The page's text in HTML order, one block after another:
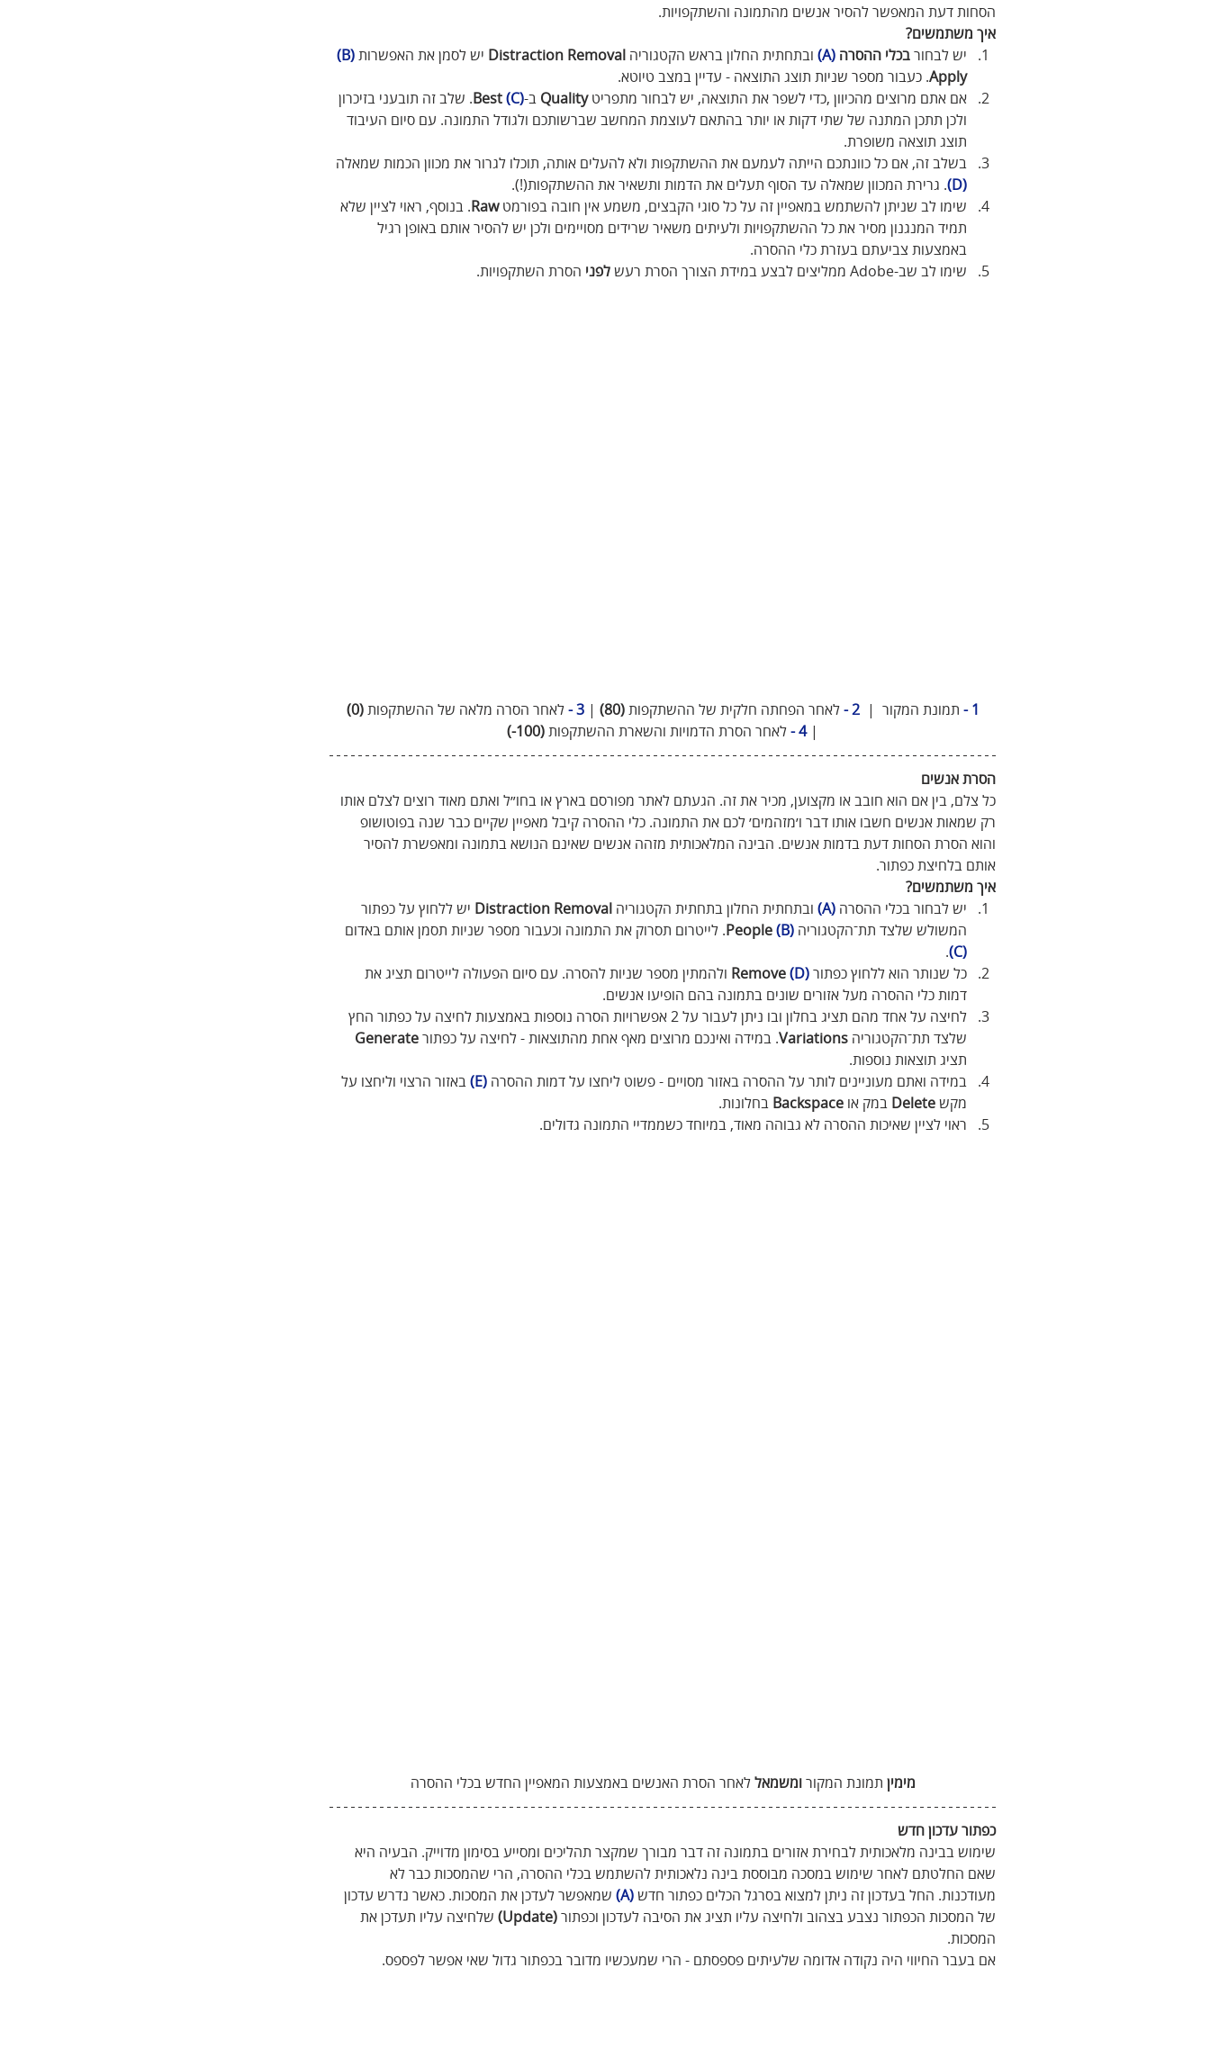
הסחות דעת המאפשר להסיר אנשים מהתמונה והשתקפויות.
איך משתמשים?
יש לבחור בכלי ההסרה (A) ובתחתית החלון בראש הקטגוריה Distraction Removal יש לסמן את האפשרות (B)
Apply. כעבור מספר שניות תוצג התוצאה - עדיין במצב טיוטא.
אם אתם מרוצים מהכיוון ,כדי לשפר את התוצאה, יש לבחור מתפריט Quality ב-(C)
. שלב זה תובעני בזיכרון
ולכן תתכן המתנה של שתי דקות או יותר בהתאם לעוצמת המחשב שברשותכם ולגודל התמונה. עם סיום העיבוד
תוצג תוצאה משופרת.
בשלב זה, אם כל כוונתכם הייתה לעמעם את ההשתקפות ולא להעלים אותה, תוכלו לגרור את מכוון הכמות שמאלה
(D)
. גרירת המכוון שמאלה עד הסוף תעלים את הדמות ותשאיר את ההשתקפות(!).
שימו לב שניתן להשתמש במאפיין זה על כל סוגי הקבצים, משמע אין חובה בפורמט Raw. בנוסף, ראוי לציין שלא
תמיד המנגנון מסיר את כל ההשתקפויות ולעיתים משאיר שרידים מסויימים ולכן יש להסיר אותם באופן רגיל
באמצעות צביעתם בעזרת כלי ההסרה.
שימו לב שב-Adobe ממליצים לבצע במידת הצורך הסרת רעש
לפני הסרת השתקפויות.
1 - תמונת המקור  | 2 - לאחר הפחתה חלקית של ההשתקפות (80)
|
3 - לאחר הסרה מלאה של ההשתקפות (0)
|
4 - לאחר הסרת הדמויות והשארת ההשתקפות (100-)
הסרת אנשים
כל צלם, בין אם הוא חובב או מקצוען, מכיר את זה. הגעתם לאתר מפורסם בארץ או בחו״ל ואתם מאוד רוצים לצלם אותו
רק שמאות אנשים חשבו אותו דבר ו׳מזהמים׳ לכם את התמונה. כלי ההסרה קיבל מאפיין שקיים כבר שנה בפוטושופ
והוא הסרת הסחות דעת בדמות אנשים. הבינה המלאכותית מזהה אנשים שאינם הנושא בתמונה ומאפשרת להסיר
אותם בלחיצת כפתור.
איך משתמשים?
יש לבחור בכלי ההסרה (A) ובתחתית החלון בתחתית הקטגוריה Distraction Removal יש ללחוץ על כפתור
המשולש שלצד תת־הקטגוריה (B)
People. לייטרום תסרוק את התמונה וכעבור מספר שניות תסמן אותם באדום
(C)
.
כל שנותר הוא ללחוץ כפתור (D)
ולהמתין מספר שניות להסרה. עם סיום הפעולה לייטרום תציג את
דמות כלי ההסרה מעל אזורים שונים בתמונה בהם הופיעו אנשים.
לחיצה על אחד מהם תציג בחלון ובו ניתן לעבור על 2 אפשרויות הסרה נוספות באמצעות לחיצה על כפתור החץ
שלצד תת־הקטגוריה Variations. במידה ואינכם מרוצים מאף אחת מהתוצאות - לחיצה על כפתור Generate
תציג תוצאות נוספות.
במידה ואתם מעוניינים לותר על ההסרה באזור מסויים - פשוט ליחצו על דמות ההסרה (E)
באזור הרצוי וליחצו על
מקש Delete במק או Backspace בחלונות.
ראוי לציין שאיכות ההסרה לא גבוהה מאוד, במיוחד כשממדיי התמונה גדולים.
מימין תמונת המקור ומשמאל לאחר הסרת האנשים באמצעות המאפיין החדש בכלי ההסרה
כפתור עדכון חדש
שימוש בבינה מלאכותית לבחירת אזורים בתמונה זה דבר מבורך שמקצר תהליכים ומסייע בסימון מדוייק. הבעיה היא
שאם החלטתם לאחר שימוש במסכה מבוססת בינה נלאכותית להשתמש בכלי ההסרה, הרי שהמסכות כבר לא
מעודכנות. החל בעדכון זה ניתן למצוא בסרגל הכלים כפתור חדש (A)
שמאפשר לעדכן את המסכות. כאשר נדרש עדכון
של המסכות הכפתור נצבע בצהוב ולחיצה עליו תציג את הסיבה לעדכון וכפתור (Update)
שלחיצה עליו תעדכן את
המסכות.
אם בעבר החיווי היה נקודה אדומה שלעיתים פספסתם - הרי שמעכשיו מדובר בכפתור גדול שאי אפשר לפספס.